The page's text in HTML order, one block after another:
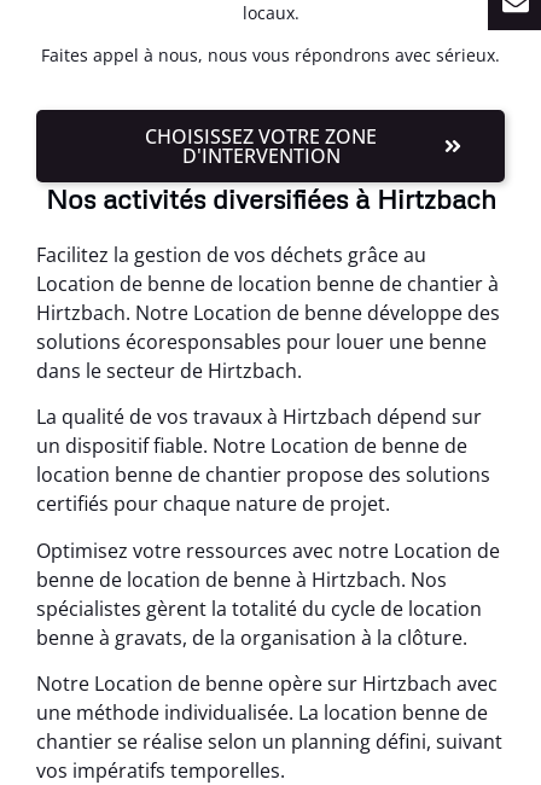
locaux.
Faites appel à nous, nous vous répondrons avec sérieux.
CHOISISSEZ VOTRE ZONE
D'INTERVENTION
Nos activités diversifiées à Hirtzbach
Facilitez la gestion de vos déchets grâce au
Location de benne de location benne de chantier à
Hirtzbach. Notre Location de benne développe des
solutions écoresponsables pour louer une benne
dans le secteur de Hirtzbach.
La qualité de vos travaux à Hirtzbach dépend sur
un dispositif fiable. Notre Location de benne de
location benne de chantier propose des solutions
certifiés pour chaque nature de projet.
Optimisez votre ressources avec notre Location de
benne de location de benne à Hirtzbach. Nos
spécialistes gèrent la totalité du cycle de location
benne à gravats, de la organisation à la clôture.
Notre Location de benne opère sur Hirtzbach avec
une méthode individualisée. La location benne de
chantier se réalise selon un planning défini, suivant
vos impératifs temporelles.